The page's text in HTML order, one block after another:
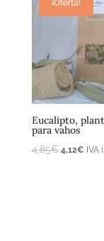
¡Oferta!
Eucalipto,
para vahos
4,85€ El
4,12€ElIVA